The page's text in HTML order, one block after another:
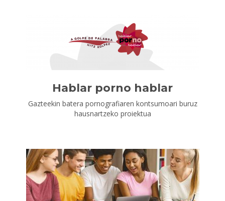
Hablar porno hablar
Gazteekin batera pornografiaren kontsumoari buruz
hausnartzeko proiektua